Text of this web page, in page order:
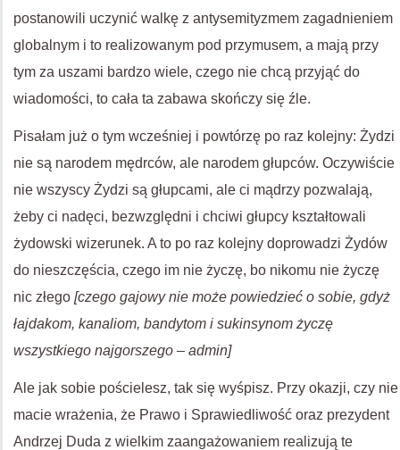
postanowili uczynić walkę z antysemityzmem zagadnieniem
globalnym i to realizowanym pod przymusem, a mają przy
tym za uszami bardzo wiele, czego nie chcą przyjąć do
wiadomości, to cała ta zabawa skończy się źle.
Pisałam już o tym wcześniej i powtórzę po raz kolejny: Żydzi
nie są narodem mędrców, ale narodem głupców. Oczywiście
nie wszyscy Żydzi są głupcami, ale ci mądrzy pozwalają,
żeby ci nadęci, bezwzględni i chciwi głupcy kształtowali
żydowski wizerunek. A to po raz kolejny doprowadzi Żydów
do nieszczęścia, czego im nie życzę, bo nikomu nie życzę
nic złego [czego gajowy nie może powiedzieć o sobie, gdyż
łajdakom, kanaliom, bandytom i sukinsynom życzę
wszystkiego najgorszego – admin]
Ale jak sobie pościelesz, tak się wyśpisz. Przy okazji, czy nie
macie wrażenia, że Prawo i Sprawiedliwość oraz prezydent
Andrzej Duda z wielkim zaangażowaniem realizują te